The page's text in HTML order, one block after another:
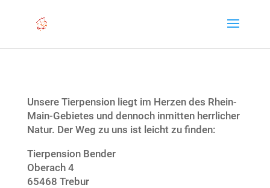
Unsere Tierpension liegt im Herzen des Rhein-
Main-Gebietes und dennoch inmitten herrlicher
Natur. Der Weg zu uns ist leicht zu finden:
Tierpension Bender
Oberach 4
65468 Trebur